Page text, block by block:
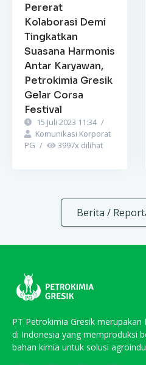
Pererat
Kolaborasi Demi
Tingkatkan
Suasana Harmonis
Antar Karyawan,
Petrokimia Gresik
Gelar Corsa
Festival
15 Juli 2023 11:34 /
Komunikasi Korporat
PG / 3997x dilihat
Berita /
PT Petrokimia Gresik merupakan
di Indonesia yang memproduksi
bahan kimia untuk solusi